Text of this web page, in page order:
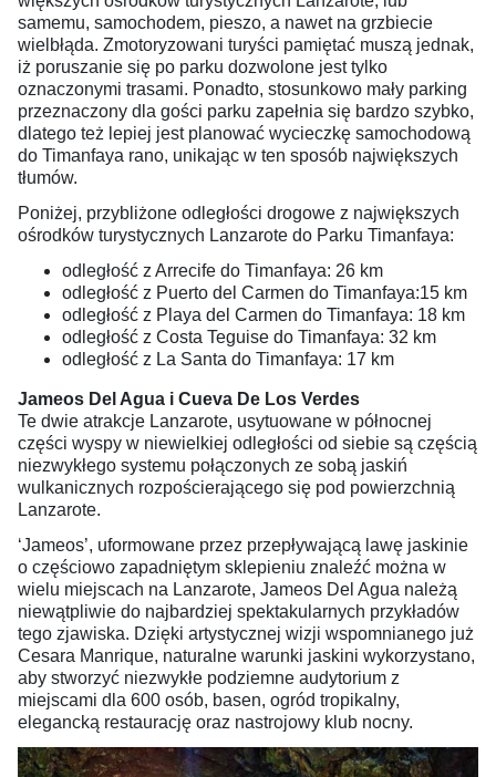
samemu, samochodem, pieszo, a nawet na grzbiecie
wielbłąda. Zmotoryzowani turyści pamiętać muszą jednak,
iż poruszanie się po parku dozwolone jest tylko
oznaczonymi trasami. Ponadto, stosunkowo mały parking
przeznaczony dla gości parku zapełnia się bardzo szybko,
dlatego też lepiej jest planować wycieczkę samochodową
do Timanfaya rano, unikając w ten sposób największych
tłumów.
Poniżej, przybliżone odległości drogowe z największych
ośrodków turystycznych Lanzarote do Parku Timanfaya:
odległość z Arrecife do Timanfaya: 26 km
odległość z Puerto del Carmen do Timanfaya:15 km
odległość z Playa del Carmen do Timanfaya: 18 km
odległość z Costa Teguise do Timanfaya: 32 km
odległość z La Santa do Timanfaya: 17 km
Jameos Del Agua i Cueva De Los Verdes
Te dwie atrakcje Lanzarote, usytuowane w północnej
części wyspy w niewielkiej odległości od siebie są częścią
niezwykłego systemu połączonych ze sobą jaskiń
wulkanicznych rozpościerającego się pod powierzchnią
Lanzarote.
‘Jameos’, uformowane przez przepływającą lawę jaskinie
o częściowo zapadniętym sklepieniu znaleźć można w
wielu miejscach na Lanzarote, Jameos Del Agua należą
niewątpliwie do najbardziej spektakularnych przykładów
tego zjawiska. Dzięki artystycznej wizji wspomnianego już
Cesara Manrique, naturalne warunki jaskini wykorzystano,
aby stworzyć niezwykłe podziemne audytorium z
miejscami dla 600 osób, basen, ogród tropikalny,
elegancką restaurację oraz nastrojowy klub nocny.